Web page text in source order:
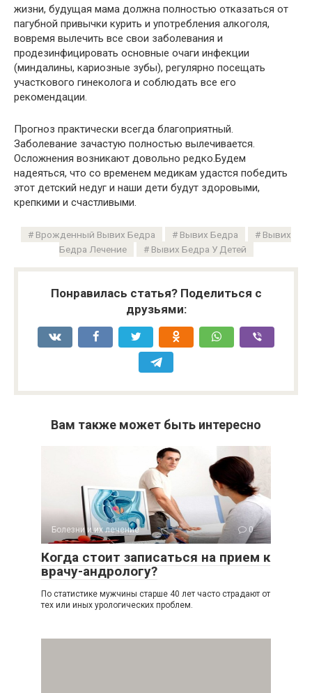
жизни, будущая мама должна полностью отказаться от
пагубной привычки курить и употребления алкоголя,
вовремя вылечить все свои заболевания и
продезинфицировать основные очаги инфекции
(миндалины, кариозные зубы), регулярно посещать
участкового гинеколога и соблюдать все его
рекомендации.
Прогноз практически всегда благоприятный.
Заболевание зачастую полностью вылечивается.
Осложнения возникают довольно редко.Будем
надеяться, что со временем медикам удастся победить
этот детский недуг и наши дети будут здоровыми,
крепкими и счастливыми.
Врожденный Вывих Бедра Вывих Бедра
Вывих
Бедра Лечение
Вывих Бедра У Детей
Понравилась статья? Поделиться с
друзьями:
Вам также может быть интересно
Болезни и их лечение 0
Когда стоит записаться на прием к
врачу-андрологу?
По статистике мужчины старше 40 лет часто страдают от
тех или иных урологических проблем.